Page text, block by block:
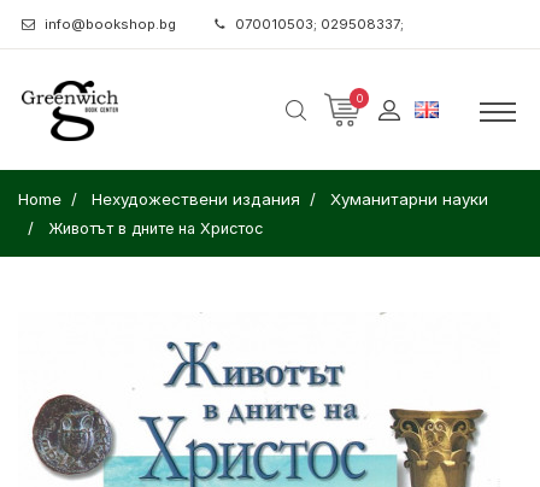
info@bookshop.bg 070010503; 029508337;
0
Home Нехудожествени издания Хуманитарни науки
Животът в дните на Христос